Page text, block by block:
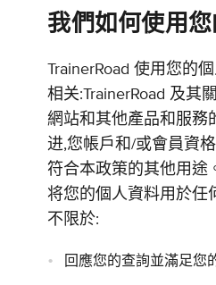
我們如何使用
TrainerRoad 使用您的
相关:TrainerRoad 及其
網站和其他產品和服務
进,您帳戶和/或會員資
符合本政策的其他用途
将您的個人資料用於任
不限於:
回應您的查詢並滿足您